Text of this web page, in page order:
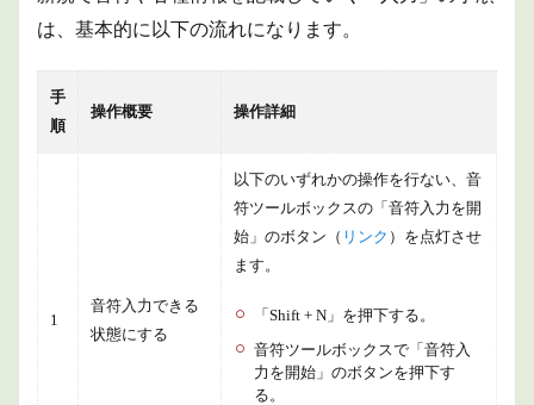
は、基本的に以下の流れになります。
手
順
操作概要 操作詳細
1
音符入力できる
状態にする
以下のいずれかの操作を行ない、音
符ツールボックスの「音符入力を開
始」のボタン（ リンク ）を点灯させ
ます。
「Shift + N」を押下する。
音符ツールボックスで「音符入
力を開始」のボタンを押下す
る。